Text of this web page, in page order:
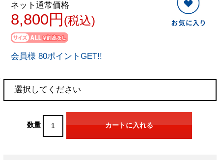
ネット通常価格
8,800円 (税込)
会員様 80ポイントGET!!
数量